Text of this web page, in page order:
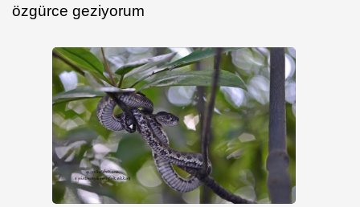
özgürce geziyorum